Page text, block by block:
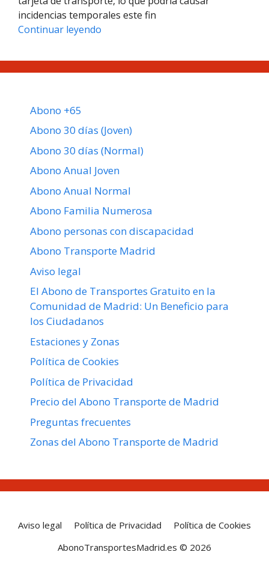
incidencias temporales este fin
Continuar leyendo
en
el
de
Madrid
Abono +65
Abono 30 días (Joven)
Abono 30 días (Normal)
Abono Anual Joven
Abono Anual Normal
Abono Familia Numerosa
Abono personas con discapacidad
Abono Transporte Madrid
Aviso legal
El Abono de Transportes Gratuito en la
Comunidad de Madrid: Un Beneficio para
los Ciudadanos
Estaciones y Zonas
Política de Cookies
Política de Privacidad
Precio del Abono Transporte de Madrid
Preguntas frecuentes
Zonas del Abono Transporte de Madrid
Aviso legal Política de Privacidad
Política de Cookies
AbonoTransportesMadrid.es © 2026